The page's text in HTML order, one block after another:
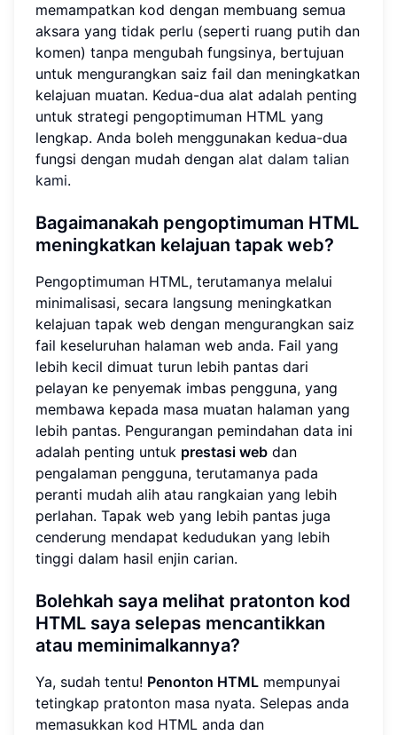
memampatkan kod dengan membuang semua
aksara yang tidak perlu (seperti ruang putih dan
komen) tanpa mengubah fungsinya, bertujuan
untuk mengurangkan saiz fail dan meningkatkan
kelajuan muatan. Kedua-dua alat adalah penting
untuk strategi pengoptimuman HTML yang
lengkap. Anda boleh menggunakan kedua-dua
fungsi dengan mudah dengan alat dalam talian
kami.
Bagaimanakah pengoptimuman HTML
meningkatkan kelajuan tapak web?
Pengoptimuman HTML, terutamanya melalui
minimalisasi, secara langsung meningkatkan
kelajuan tapak web dengan mengurangkan saiz
fail keseluruhan halaman web anda. Fail yang
lebih kecil dimuat turun lebih pantas dari
pelayan ke penyemak imbas pengguna, yang
membawa kepada masa muatan halaman yang
lebih pantas. Pengurangan pemindahan data ini
adalah penting untuk prestasi web dan
pengalaman pengguna, terutamanya pada
peranti mudah alih atau rangkaian yang lebih
perlahan. Tapak web yang lebih pantas juga
cenderung mendapat kedudukan yang lebih
tinggi dalam hasil enjin carian.
Bolehkah saya melihat pratonton kod
HTML saya selepas mencantikkan
atau meminimalkannya?
Ya, sudah tentu! Penonton HTML mempunyai
tetingkap pratonton masa nyata. Selepas anda
memasukkan kod HTML anda dan